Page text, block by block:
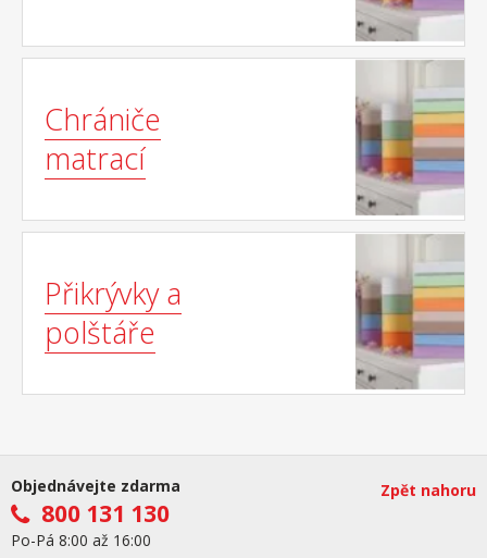
Chrániče
matrací
Přikrývky a
polštáře
Objednávejte zdarma
800 131 130
Po-Pá 8:00 až 16:00
Zpět nahoru